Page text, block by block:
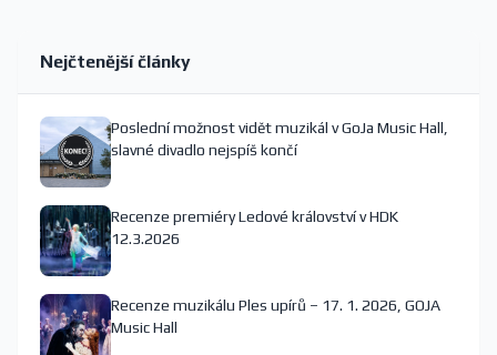
Nejčtenější články
Poslední možnost vidět muzikál v GoJa Music Hall,
slavné divadlo nejspíš končí
Recenze premiéry Ledové království v HDK
12.3.2026
Recenze muzikálu Ples upírů – 17. 1. 2026, GOJA
Music Hall